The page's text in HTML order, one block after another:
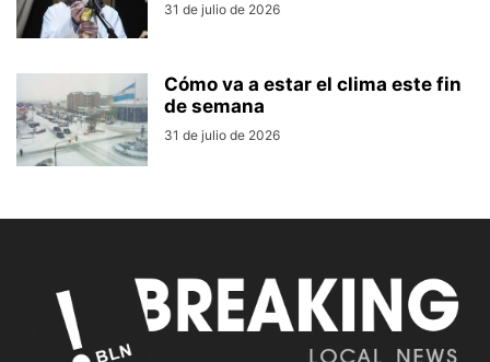
31 de julio de 2026
Cómo va a estar el clima este fin
de semana
31 de julio de 2026